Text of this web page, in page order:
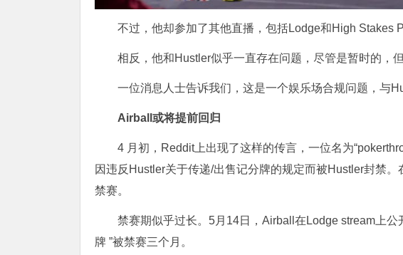
不过，他却参加了其他直播，包括Lodge和High Stakes
相反，他和Hustler似乎一直存在问题，尽管是暂时的，
一位消息人士告诉我们，这是一个娱乐场合规问题，与
Airball或将提前回归
4 月初，Reddit上出现了这样的传言，一位名为
因违反Hustler关于传递/出售记分牌的规定而被Hustler封禁
禁赛。
禁赛期似乎过长。5月14日，Airball在Lodge stream上公
牌 ”被禁赛三个月。